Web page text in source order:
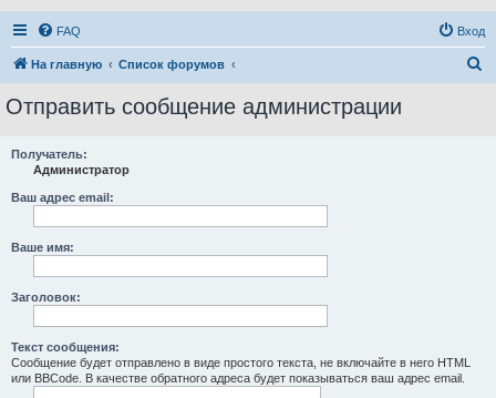
FAQ Вход
На главную Список форумов
Отправить сообщение администрации
Получатель:
Администратор
Ваш адрес email:
Ваше имя:
Заголовок:
Текст сообщения:
Сообщение будет отправлено в виде простого текста, не включайте в него HTML
или BBCode. В качестве обратного адреса будет показываться ваш адрес email.